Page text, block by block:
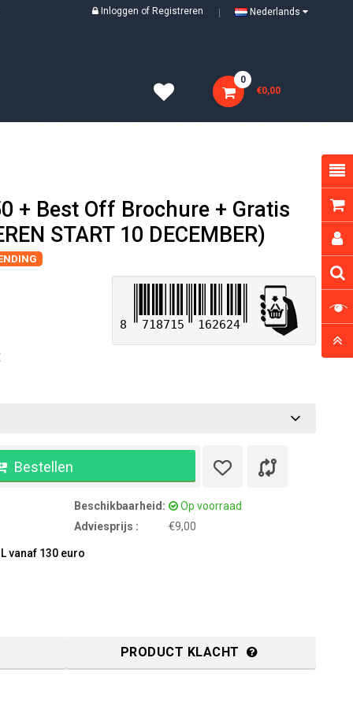
Inloggen of Registreren Nederlands
0
€0,00
+ Best Off Brochure + Gratis
START 10 DECEMBER)
8 718715 162624
Bestellen
Beschikbaarheid:
Op voorraad
Adviesprijs : €9,00
vanaf 130 euro
PRODUCT KLACHT